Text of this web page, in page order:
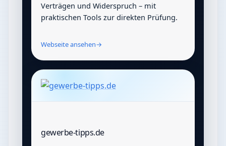
Verträgen und Widerspruch – mit
praktischen Tools zur direkten Prüfung.
Webseite ansehen→
gewerbe-tipps.de